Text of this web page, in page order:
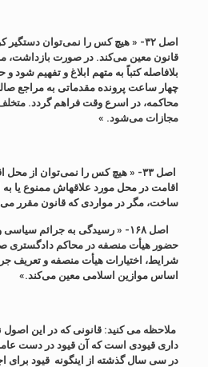
اصل ۳۲- « هیچ
‌کس را نمی‌توان دستگیر
قانون معین می‌کند. در صورت بازداشت،
بلافاصله کتباً به متهم ابلاغ و تفهیم
چهار ساعت پرونده مقدماتی به مراجع
محاکمه، در اسرع وقت فراهم گردد.
مجازات می‌شود.
»
اصل ۳۳- « هیچ
کس را نمی‌توان از محل
اقامت در محل مورد علاقه‏اش ممنوع یا
ساخت، مگر در مواردی که قانون مقرر
اصل ۱۶۸- « رسیدگی
به جرائم سیاسی
حضور هیأت منصفه در محاکم دادگستری
شرایط، اختیارات هیأت منصفه و تعریف
اساس موازین اسلامی معین می‌کند.
»
ملاحظه می کنید: قانونی که در این اصول
داری قیودی است که آن قیود در دست
در سی سال گذشته از اینگونه قیود برای